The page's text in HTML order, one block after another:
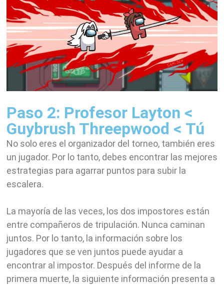
Paso 2: Profesor Layton <
Guybrush Threepwood < Tú
No solo eres el organizador del torneo, también eres
un jugador. Por lo tanto, debes encontrar las mejores
estrategias para agarrar puntos para subir la
escalera.
La mayoría de las veces, los dos impostores están
entre compañeros de tripulación. Nunca caminan
juntos. Por lo tanto, la información sobre los
jugadores que se ven juntos puede ayudar a
encontrar al impostor. Después del informe de la
primera muerte, la siguiente información presenta a